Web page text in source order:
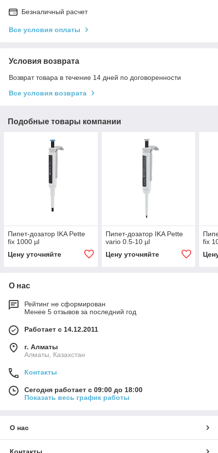
Безналичный расчет
Все условия оплаты
Условия возврата
Возврат товара в течение 14 дней по договоренности
Все условия возврата
Подобные товары компании
Пипет-дозатор IKA Pette
fix 1000 µl
Цену уточняйте
Пипет-дозатор IKA Pette
vario 0.5-10 µl
Цену уточняйте
fix
О нас
Рейтинг не сформирован
Менее 5 отзывов за последний год
Работает с 14.12.2011
г. Алматы
Алматы, Казахстан
Контакты
Сегодня работает с 09:00 до 18:00
Показать весь график работы
О нас